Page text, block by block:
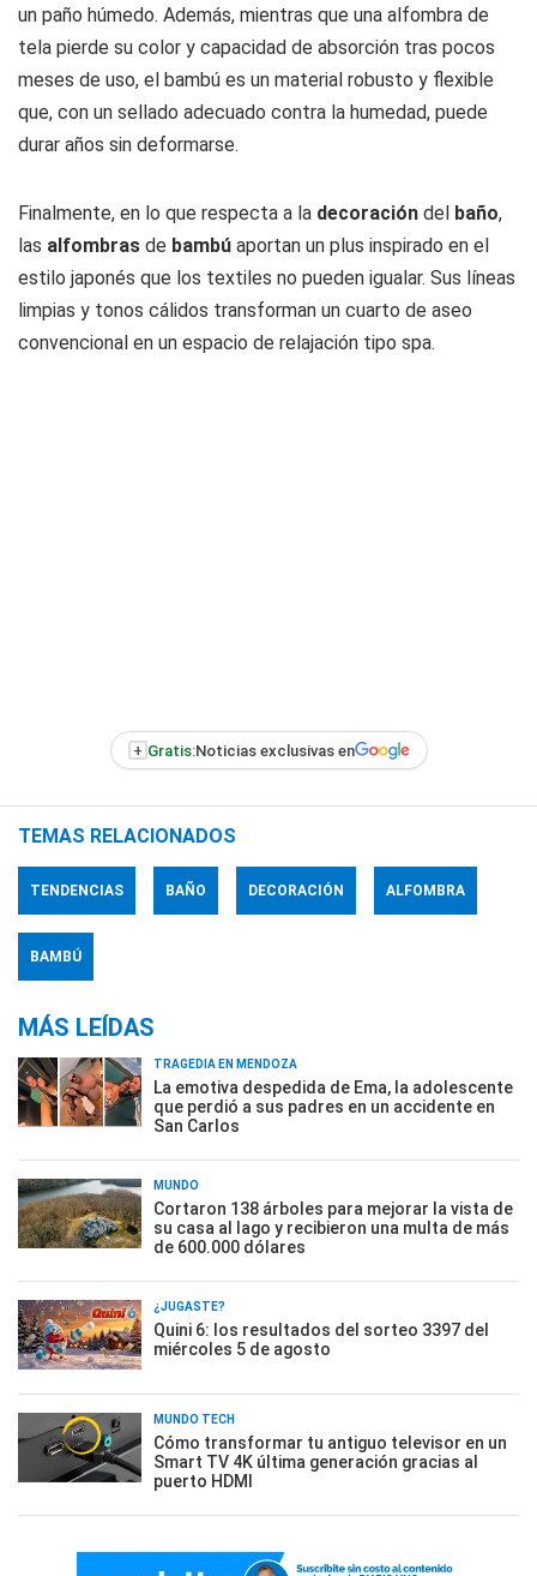
un paño húmedo. Además, mientras que una alfombra de
tela pierde su color y capacidad de absorción tras pocos
meses de uso, el bambú es un material robusto y flexible
que, con un sellado adecuado contra la humedad, puede
durar años sin deformarse.
Finalmente, en lo que respecta a la decoración del baño,
las alfombras de bambú aportan un plus inspirado en el
estilo japonés que los textiles no pueden igualar. Sus líneas
limpias y tonos cálidos transforman un cuarto de aseo
convencional en un espacio de relajación tipo spa.
+ Gratis:Noticias exclusivas en
TEMAS RELACIONADOS
TENDENCIAS BAÑO DECORACIÓN ALFOMBRA
BAMBÚ
MÁS LEÍDAS
TRAGEDIA EN MENDOZA
La emotiva despedida de Ema, la adolescente
que perdió a sus padres en un accidente en
San Carlos
MUNDO
Cortaron 138 árboles para mejorar la vista de
su casa al lago y recibieron una multa de más
de 600.000 dólares
¿JUGASTE?
Quini 6: los resultados del sorteo 3397 del
miércoles 5 de agosto
MUNDO TECH
Cómo transformar tu antiguo televisor en un
Smart TV 4K última generación gracias al
puerto HDMI